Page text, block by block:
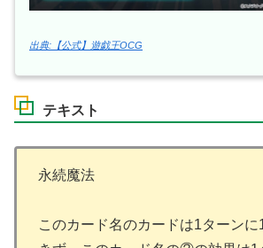
出典:【公式】遊戯王OCG
テキスト
永続魔法
このカード名のカードは1ターン